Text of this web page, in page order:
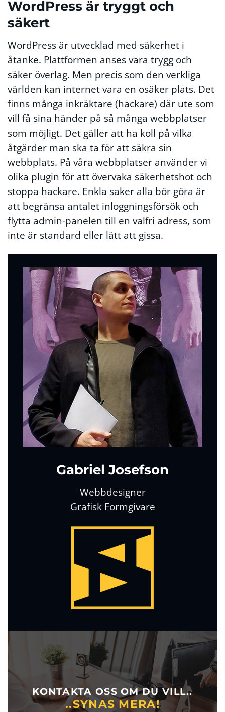
WordPress är tryggt och
säkert
WordPress är utvecklad med säkerhet i
åtanke. Plattformen anses vara trygg och
säker överlag. Men precis som den verkliga
världen kan internet vara en osäker plats. Det
finns många inkräktare (hackare) där ute som
vill få sina händer på så många webbplatser
som möjligt. Det gäller att ha koll på vilka
åtgärder man ska ta för att säkra sin
webbplats. På våra webbplatser använder vi
olika plugin för att övervaka säkerhetshot och
stoppa hackare. Enkla saker alla bör göra är
att begränsa antalet inloggningsförsök och
flytta admin-panelen till en valfri adress, som
inte är standard eller lätt att gissa.
Gabriel Josefson
Webbdesigner
Grafisk Formgivare
KONTAKTA OSS OM DU VILL..
..SYNAS MERA!